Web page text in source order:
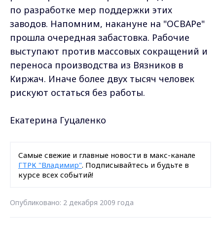
по разработке мер поддержки этих
заводов. Напомним, накануне на "ОСВАРе"
прошла очередная забастовка. Рабочие
выступают против массовых сокращений и
переноса производства из Вязников в
Киржач. Иначе более двух тысяч человек
рискуют остаться без работы.
Екатерина Гуцаленко
Самые свежие и главные новости в макс-канале
ГТРК "Владимир". Подписывайтесь и будьте в
курсе всех событий!
Опубликовано: 2 декабря 2009 года